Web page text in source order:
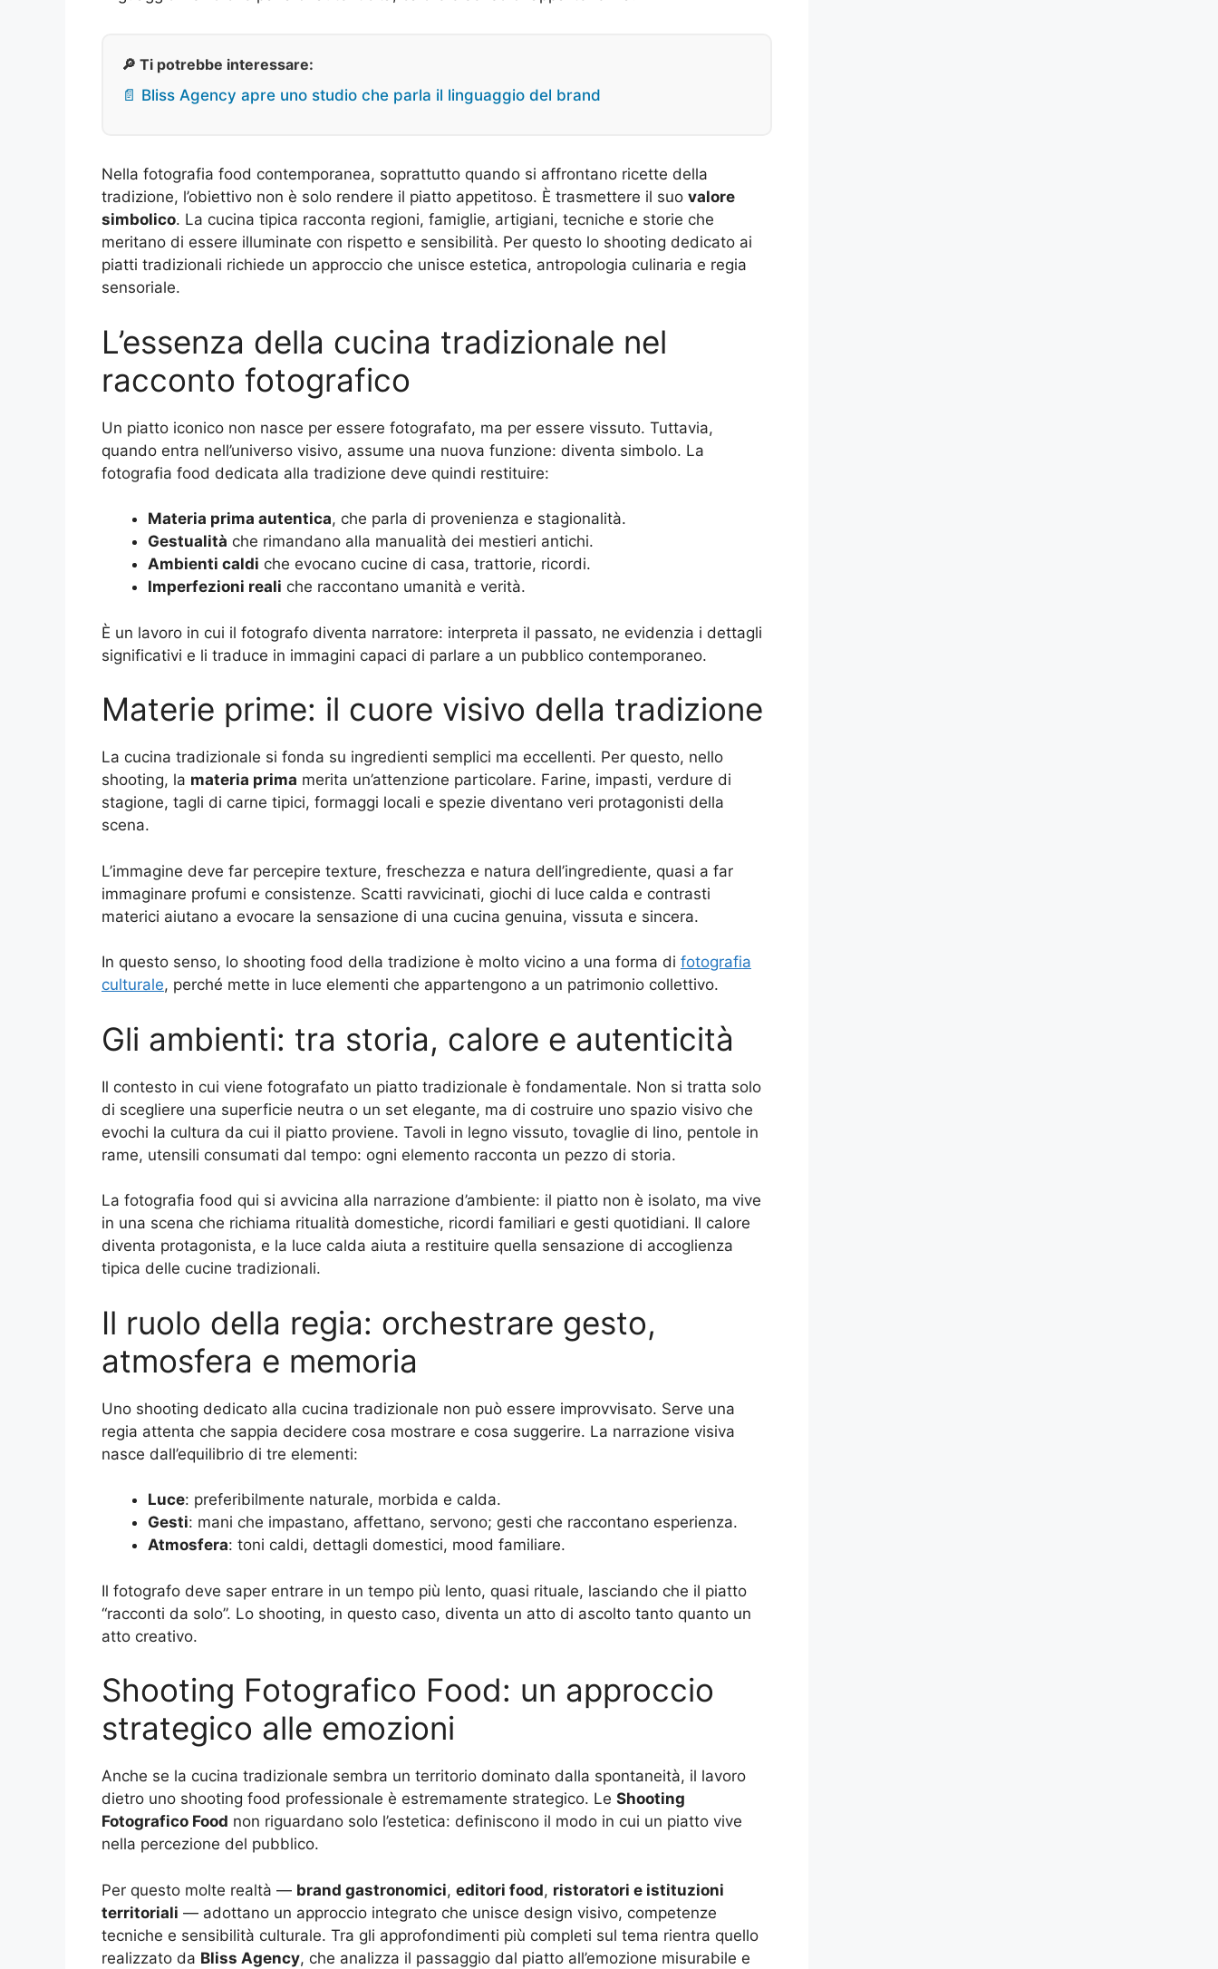
🔎 Ti potrebbe interessare:
📄 Bliss Agency apre uno studio che parla il linguaggio del brand
Nella fotografia food contemporanea, soprattutto quando si affrontano ricette della
tradizione, l’obiettivo non è solo rendere il piatto appetitoso. È trasmettere il suo valore
simbolico. La cucina tipica racconta regioni, famiglie, artigiani, tecniche e storie che
meritano di essere illuminate con rispetto e sensibilità. Per questo lo shooting dedicato ai
piatti tradizionali richiede un approccio che unisce estetica, antropologia culinaria e regia
sensoriale.
L’essenza della cucina tradizionale nel
racconto fotografico
Un piatto iconico non nasce per essere fotografato, ma per essere vissuto. Tuttavia,
quando entra nell’universo visivo, assume una nuova funzione: diventa simbolo. La
fotografia food dedicata alla tradizione deve quindi restituire:
Materia prima autentica, che parla di provenienza e stagionalità.
Gestualità che rimandano alla manualità dei mestieri antichi.
Ambienti caldi che evocano cucine di casa, trattorie, ricordi.
Imperfezioni reali che raccontano umanità e verità.
È un lavoro in cui il fotografo diventa narratore: interpreta il passato, ne evidenzia i dettagli
significativi e li traduce in immagini capaci di parlare a un pubblico contemporaneo.
Materie prime: il cuore visivo della tradizione
La cucina tradizionale si fonda su ingredienti semplici ma eccellenti. Per questo, nello
shooting, la materia prima merita un’attenzione particolare. Farine, impasti, verdure di
stagione, tagli di carne tipici, formaggi locali e spezie diventano veri protagonisti della
scena.
L’immagine deve far percepire texture, freschezza e natura dell’ingrediente, quasi a far
immaginare profumi e consistenze. Scatti ravvicinati, giochi di luce calda e contrasti
materici aiutano a evocare la sensazione di una cucina genuina, vissuta e sincera.
In questo senso, lo shooting food della tradizione è molto vicino a una forma di fotografia
culturale, perché mette in luce elementi che appartengono a un patrimonio collettivo.
Gli ambienti: tra storia, calore e autenticità
Il contesto in cui viene fotografato un piatto tradizionale è fondamentale. Non si tratta solo
di scegliere una superficie neutra o un set elegante, ma di costruire uno spazio visivo che
evochi la cultura da cui il piatto proviene. Tavoli in legno vissuto, tovaglie di lino, pentole in
rame, utensili consumati dal tempo: ogni elemento racconta un pezzo di storia.
La fotografia food qui si avvicina alla narrazione d’ambiente: il piatto non è isolato, ma vive
in una scena che richiama ritualità domestiche, ricordi familiari e gesti quotidiani. Il calore
diventa protagonista, e la luce calda aiuta a restituire quella sensazione di accoglienza
tipica delle cucine tradizionali.
Il ruolo della regia: orchestrare gesto,
atmosfera e memoria
Uno shooting dedicato alla cucina tradizionale non può essere improvvisato. Serve una
regia attenta che sappia decidere cosa mostrare e cosa suggerire. La narrazione visiva
nasce dall’equilibrio di tre elementi:
Luce: preferibilmente naturale, morbida e calda.
Gesti: mani che impastano, affettano, servono; gesti che raccontano esperienza.
Atmosfera: toni caldi, dettagli domestici, mood familiare.
Il fotografo deve saper entrare in un tempo più lento, quasi rituale, lasciando che il piatto
“racconti da solo”. Lo shooting, in questo caso, diventa un atto di ascolto tanto quanto un
atto creativo.
Shooting Fotografico Food: un approccio
strategico alle emozioni
Anche se la cucina tradizionale sembra un territorio dominato dalla spontaneità, il lavoro
dietro uno shooting food professionale è estremamente strategico. Le Shooting
Fotografico Food non riguardano solo l’estetica: definiscono il modo in cui un piatto vive
nella percezione del pubblico.
Per questo molte realtà — brand gastronomici, editori food, ristoratori e istituzioni
territoriali — adottano un approccio integrato che unisce design visivo, competenze
tecniche e sensibilità culturale. Tra gli approfondimenti più completi sul tema rientra quello
realizzato da Bliss Agency, che analizza il passaggio dal piatto all’emozione misurabile e